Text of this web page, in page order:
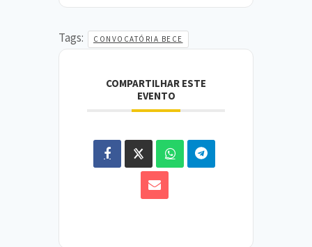
Tags: CONVOCATÓRIA BECE
COMPARTILHAR ESTE
EVENTO